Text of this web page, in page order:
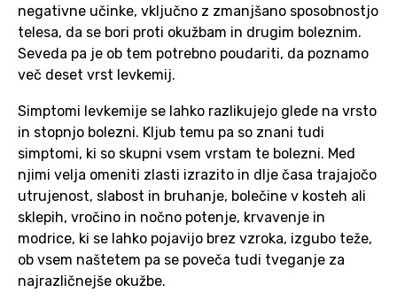
negativne učinke, vključno z zmanjšano sposobnostjo
telesa, da se bori proti okužbam in drugim boleznim.
Seveda pa je ob tem potrebno poudariti, da poznamo
več deset vrst levkemij.
Simptomi levkemije se lahko razlikujejo glede na vrsto
in stopnjo bolezni. Kljub temu pa so znani tudi
simptomi, ki so skupni vsem vrstam te bolezni. Med
njimi velja omeniti zlasti izrazito in dlje časa trajajočo
utrujenost, slabost in bruhanje, bolečine v kosteh ali
sklepih, vročino in nočno potenje, krvavenje in
modrice, ki se lahko pojavijo brez vzroka, izgubo teže,
ob vsem naštetem pa se poveča tudi tveganje za
najrazličnejše okužbe.